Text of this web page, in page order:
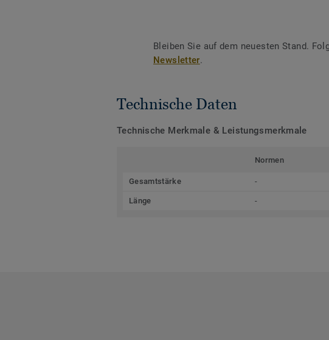
Bleiben Sie auf dem neuesten Stand.
Newsletter.
Technische Daten
Technische Merkmale & Leistungsmerkmale
Normen
Gesamtstärke -
Länge -